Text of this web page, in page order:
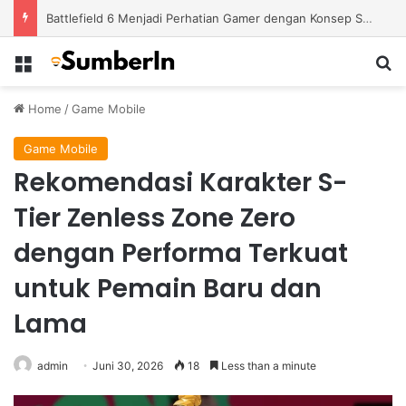
Battlefield 6 Menjadi Perhatian Gamer dengan Konsep Shooter Modern yang Lebih Ambisius
Menu
Home /Game Mobile
Game Mobile
Rekomendasi Karakter S-
Tier Zenless Zone Zero
dengan Performa Terkuat
untuk Pemain Baru dan
Lama
admin Juni 30, 2026 18 Less than a minute